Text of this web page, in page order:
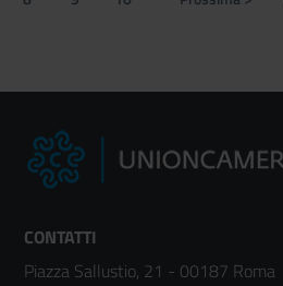
Page Page Page Pagina
CONTATTI
Piazza Sallustio, 21 - 00187 Roma